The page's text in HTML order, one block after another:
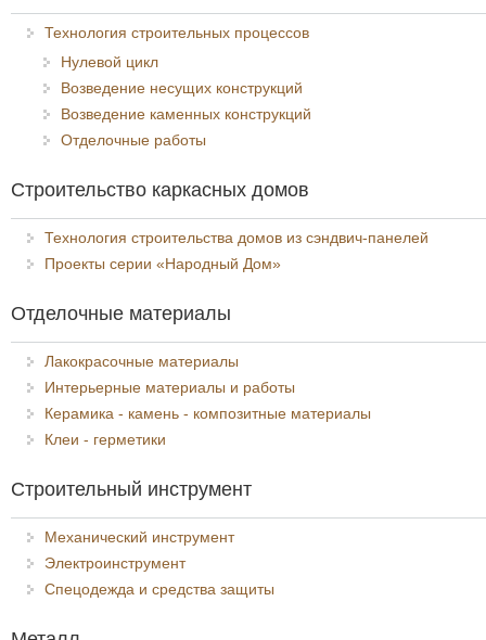
Технология строительных процессов
Нулевой цикл
Возведение несущих конструкций
Возведение каменных конструкций
Отделочные работы
Строительство каркасных домов
Технология строительства домов из сэндвич-панелей
Проекты серии «Народный Дом»
Отделочные материалы
Лакокрасочные материалы
Интерьерные материалы и работы
Керамика - камень - композитные материалы
Клеи - герметики
Строительный инструмент
Механический инструмент
Электроинструмент
Спецодежда и средства защиты